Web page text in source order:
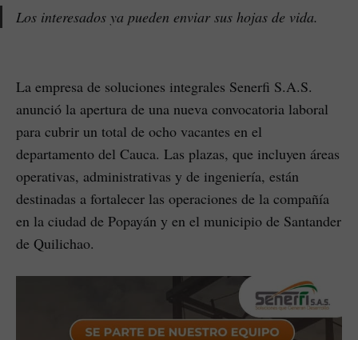
Los interesados ya pueden enviar sus hojas de vida.
La empresa de soluciones integrales Senerfi S.A.S.
anunció la apertura de una nueva convocatoria laboral
para cubrir un total de ocho vacantes en el
departamento del Cauca. Las plazas, que incluyen áreas
operativas, administrativas y de ingeniería, están
destinadas a fortalecer las operaciones de la compañía
en la ciudad de Popayán y en el municipio de Santander
de Quilichao.